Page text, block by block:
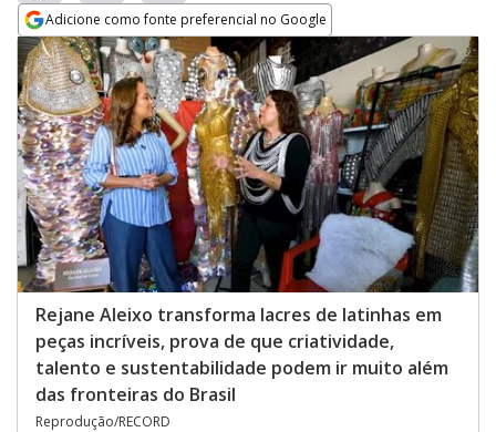
Adicione como fonte preferencial no Google
Opens in new window
Rejane Aleixo transforma lacres de latinhas em
peças incríveis, prova de que criatividade,
talento e sustentabilidade podem ir muito além
das fronteiras do Brasil
Reprodução/RECORD